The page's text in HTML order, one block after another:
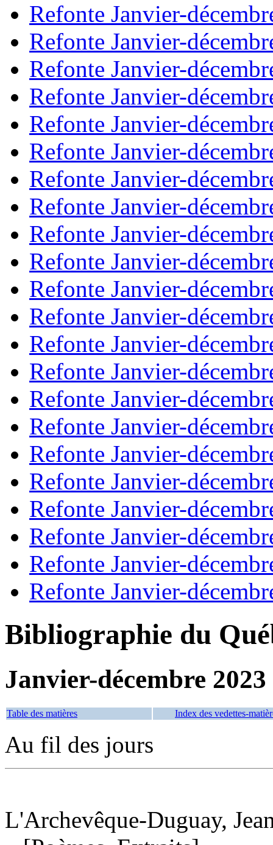
Refonte Janvier-
Refonte Janvier-
Refonte Janvier-
Refonte Janvier-
Refonte Janvier-
Refonte Janvier-
Refonte Janvier-
Refonte Janvier-
Refonte Janvier-
Refonte Janvier-
Refonte Janvier-
Refonte Janvier-
Refonte Janvier-
Refonte Janvier-
Refonte Janvier-
Refonte Janvier-
Refonte Janvier-
Refonte Janvier-
Refonte Janvier-
Refonte Janvier-
Refonte Janvier-
Refonte Janvier-
Bibliographie du
Janvier-décembre 2023
Table des matières Index des vedettes-
Au fil des jours
L'Archevêque-Duguay,